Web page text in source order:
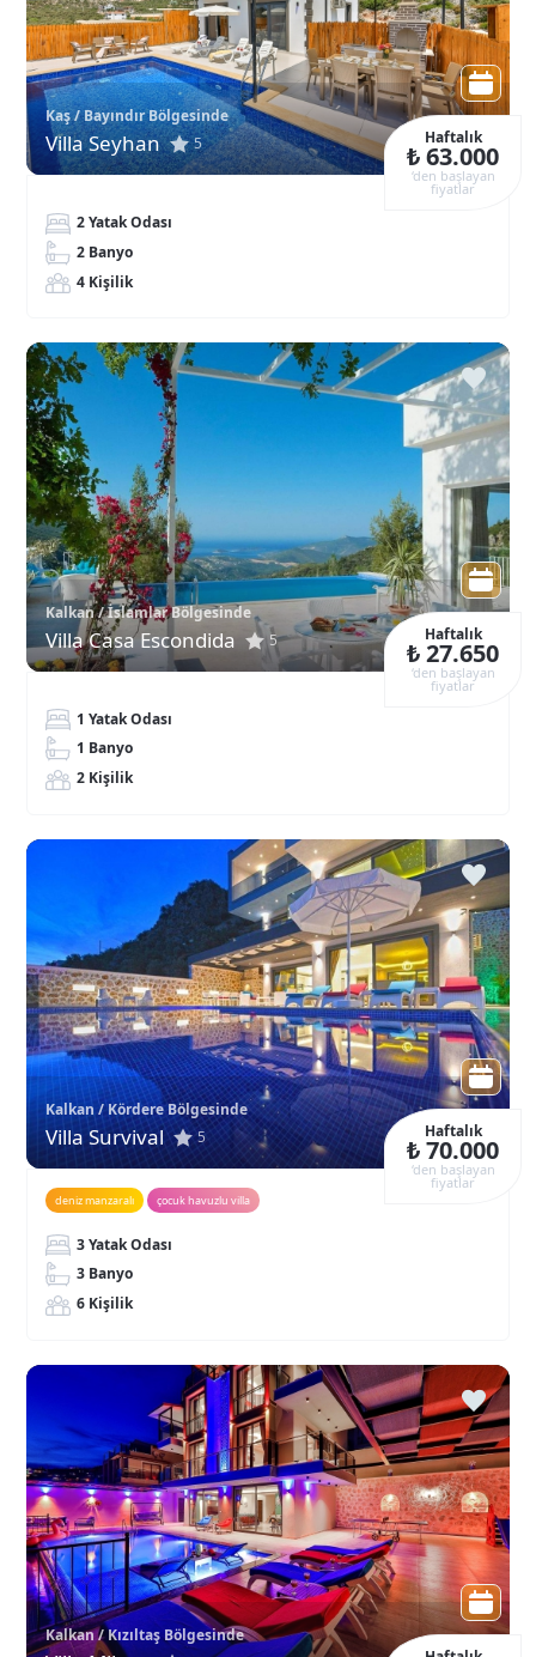
Kaş / Bayındır Bölgesinde
Villa Seyhan 5 Haftalık
₺ 63.000
‘den başlayan
fiyatlar
2 Yatak Odası
2 Banyo
4 Kişilik
Kalkan / İslamlar Bölgesinde
Villa Casa Escondida 5 Haftalık
₺ 27.650
‘den başlayan
fiyatlar
1 Yatak Odası
1 Banyo
2 Kişilik
Kalkan / Kördere Bölgesinde
Villa Survival 5 Haftalık
₺ 70.000
‘den başlayan
fiyatlar
deniz manzaralı çocuk havuzlu villa
3 Yatak Odası
3 Banyo
6 Kişilik
Kalkan / Kızıltaş Bölgesinde